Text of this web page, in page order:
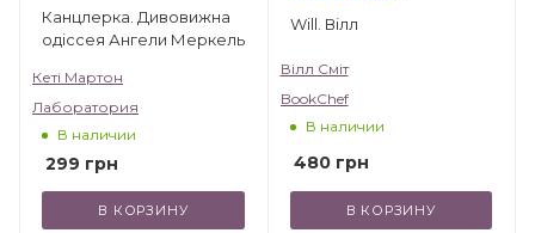
Канцлерка. Дивовижна
одіссея Ангели Меркель
Кеті Мартон
Лаборатория
В наличии
299 грн
В КОРЗИНУ
Will. Вілл
Вілл Сміт
BookChef
В наличии
480грн
В КОРЗИНУ